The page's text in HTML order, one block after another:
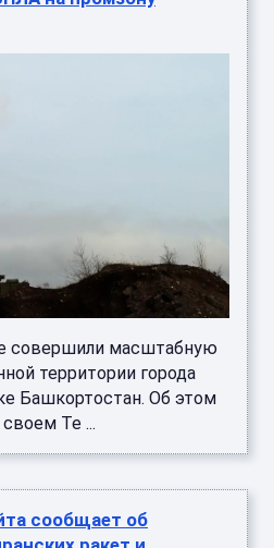
совершили масштабную
территории города
Башкортостан. Об этом
Te ...
сообщает об